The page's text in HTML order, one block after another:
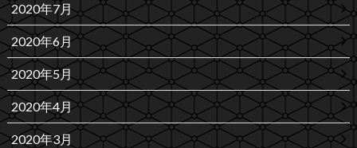
2020年7月
2020年6月
2020年5月
2020年4月
2020年3月